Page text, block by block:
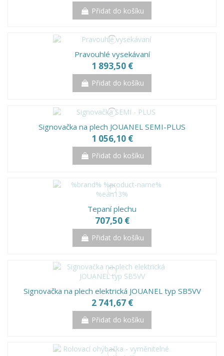
Přidat do košíku
Pravouhlé vysekávaní
1 893,50 €
Přidat do košíku
Signovačka na plech JOUANEL SEMI-PLUS
1 056,10 €
Přidat do košíku
Tepaní plechu
707,50 €
Přidat do košíku
Signovačka na plech elektrická JOUANEL typ SB5VV
2 741,67 €
Přidat do košíku